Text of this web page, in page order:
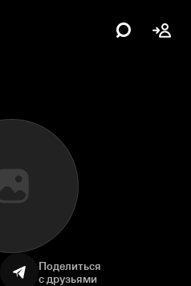
Поделиться
с друзьями